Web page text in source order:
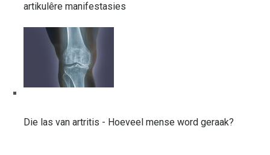
artikulêre manifestasies
Die las van artritis - Hoeveel mense word geraak?